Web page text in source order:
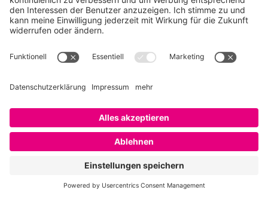
Über SAATKORN
er über die Themen Employer Branding,
Datenschutzerklärung